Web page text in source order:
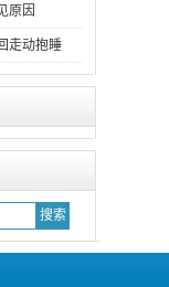
原因
走动抱睡